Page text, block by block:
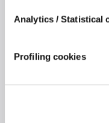
Analytics / Statistical
Profiling cookies